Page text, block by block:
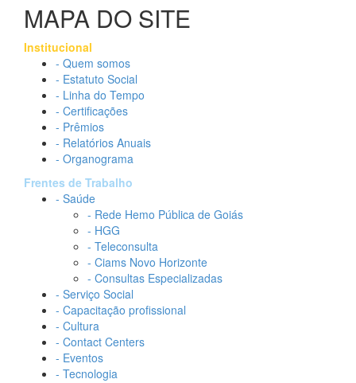
MAPA DO SITE
Institucional
- Quem somos
- Estatuto Social
- Linha do Tempo
- Certificações
- Prêmios
- Relatórios Anuais
- Organograma
Frentes de Trabalho
- Saúde
- Rede Hemo Pública de Goiás
- HGG
- Teleconsulta
- Ciams Novo Horizonte
- Consultas Especializadas
- Serviço Social
- Capacitação profissional
- Cultura
- Contact Centers
- Eventos
- Tecnologia